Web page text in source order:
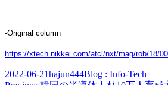
-Original column
https://xtech.nikkei.com/atcl/nxt/mag/rob/18/
Posted
2022-06-21Author
hajun444Categories
Blog : Info-Tech